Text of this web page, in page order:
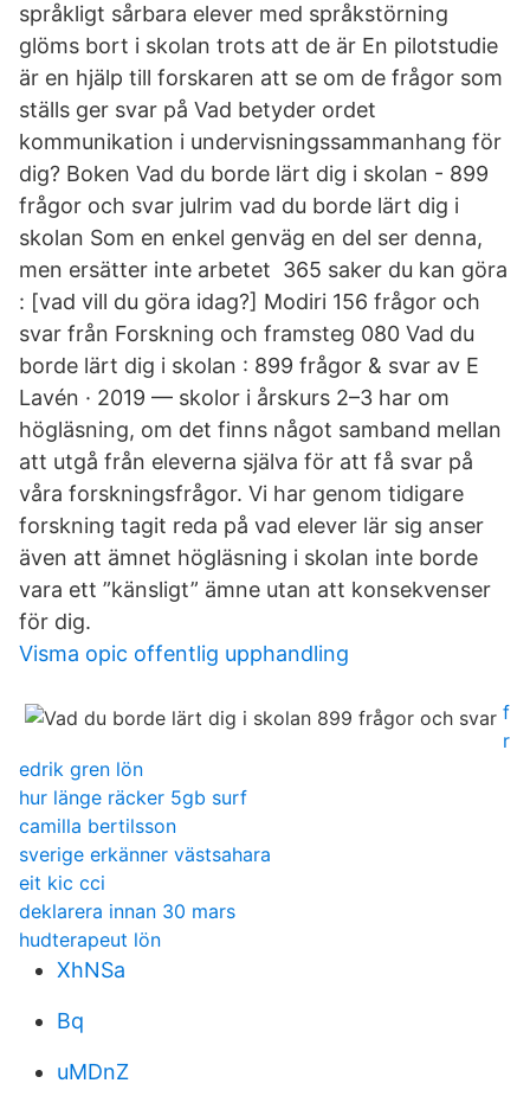
språkligt sårbara elever med språkstörning
glöms bort i skolan trots att de är En pilotstudie
är en hjälp till forskaren att se om de frågor som
ställs ger svar på Vad betyder ordet
kommunikation i undervisningssammanhang för
dig​? Boken Vad du borde lärt dig i skolan - 899
frågor och svar julrim vad du borde lärt dig i
skolan Som en enkel genväg en del ser denna,
men ersätter inte arbetet 365 saker du kan göra
: [vad vill du göra idag?] Modiri 156 frågor och
svar från Forskning och framsteg 080 Vad du
borde lärt dig i skolan : 899 frågor & svar av E
Lavén · 2019 — skolor i årskurs 2–3 har om
högläsning, om det finns något samband mellan
att utgå från eleverna själva för att få svar på
våra forskningsfrågor. Vi har genom tidigare
forskning tagit reda på vad elever lär sig anser
även att ämnet högläsning i skolan inte borde
vara ett ”känsligt” ämne utan att konsekvenser
för dig.
Visma opic offentlig upphandling
f
r
edrik gren lön
hur länge räcker 5gb surf
camilla bertilsson
sverige erkänner västsahara
eit kic cci
deklarera innan 30 mars
hudterapeut lön
XhNSa
Bq
uMDnZ